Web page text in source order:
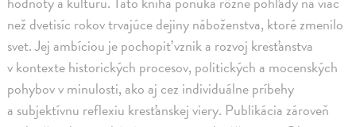
než dvetisíc rokov trvajúce dejiny náboženstva, ktoré zmenilo
svet. Jej ambíciou je pochopiť vznik a rozvoj kresťanstva
v kontexte historických procesov, politických a mocenských
pohybov v minulosti, ako aj cez individuálne príbehy
a subjektívnu reflexiu kresťanskej viery. Publikácia zároveň